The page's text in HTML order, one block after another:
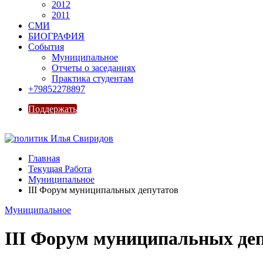
2012
2011
СМИ
БИОГРАФИЯ
События
Муниципальное
Отчеты о заседаниях
Практика студентам
+79852278897
Поддержать
Главная
Текущая Работа
Муниципальное
III Форум муниципальных депутатов
Муниципальное
III Форум муниципальных